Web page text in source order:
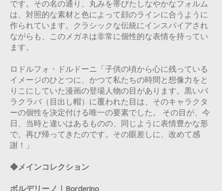
です。その名の通り、丸みを帯びたしなやかなフォルム
は、対照的な素材と色によって顔のラインに合うように
作られています。クラシックな伝統にインスパイアされ
ながらも、このメガネは非常に個性的な表情を持ってい
ます。
ロドルフォ・ドルドーニ「子供の頃から心に残っている
イメージのひとつに、かつて私たちの時間と想像力をと
りこにしていた漫画の登場人物の目があります。黒いバ
ラクラバ（目出し帽）に覆われた目は、そのキャラクタ
ーの個性を決定付ける唯一の要素でした。 その目が、今
日、当時と違いはあるものの、同じように表情豊かな形
で、再び帰ってきたのです。その眼差しに、改めて感
謝！」
◆メインコレクション